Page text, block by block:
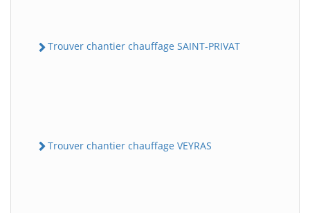
Trouver chantier chauffage SAINT-PRIVAT
Trouver chantier chauffage VEYRAS